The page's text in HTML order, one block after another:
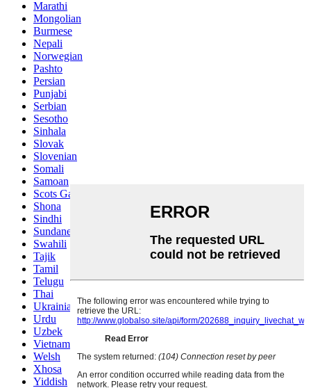
Marathi
Mongolian
Burmese
Nepali
Norwegian
Pashto
Persian
Punjabi
Serbian
Sesotho
Sinhala
Slovak
Slovenian
Somali
Samoan
Scots Gaelic
Shona
Sindhi
Sundanese
Swahili
Tajik
Tamil
Telugu
Thai
Ukrainian
Urdu
Uzbek
Vietnamese
Welsh
Xhosa
Yiddish